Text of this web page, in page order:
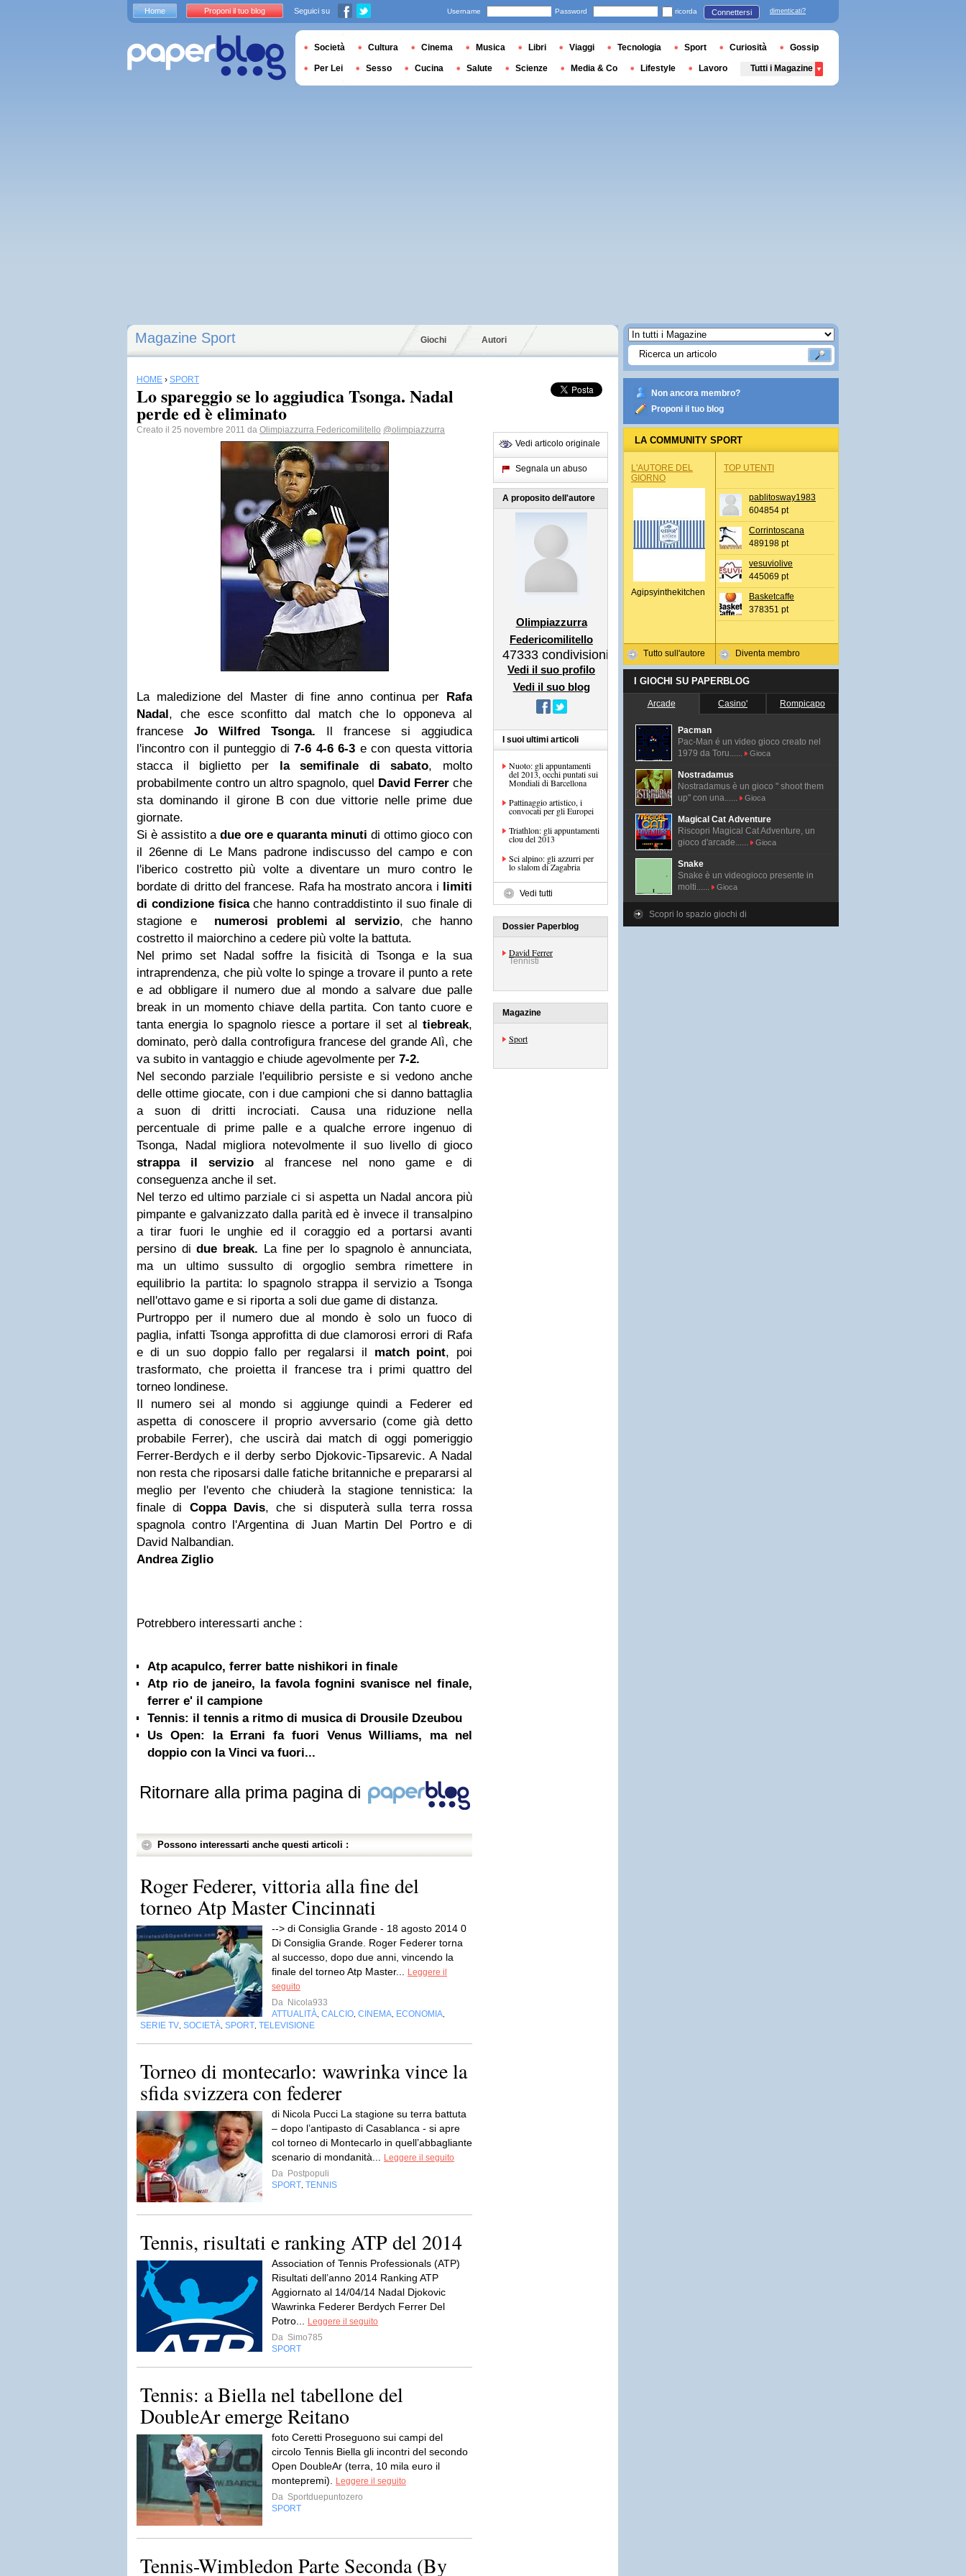
Magazine Sport Giochi Autori
HOME › SPORT
Lo spareggio se lo aggiudica Tsonga. Nadal
perde ed è eliminato
Creato il 25 novembre 2011 da Olimpiazzurra Federicomilitello @olimpiazzurra
La maledizione del Master di fine anno continua per Rafa
Nadal, che esce sconfitto dal match che lo opponeva al
francese Jo Wilfred Tsonga. Il francese si aggiudica
l'incontro con il punteggio di7-6 4-6 6-3 e con questa vittoria
stacca il biglietto per la semifinale di sabato, molto
probabilmente contro un altro spagnolo, quel David Ferrer che
sta dominando il girone B con due vittorie nelle prime due
giornate.
Si è assistito a due ore e quaranta minuti di ottimo gioco con
il 26enne di Le Mans padrone indiscusso del campo e con
l'iberico costretto più volte a diventare un muro contro le
bordate di dritto del francese. Rafa ha mostrato ancora i limiti
di condizione fisicache hanno contraddistinto il suo finale di
stagione e numerosi problemi al servizio, che hanno
costretto il maiorchino a cedere più volte la battuta.
Nel primo set Nadal soffre la fisicità di Tsonga e la sua
intraprendenza, che più volte lo spinge a trovare il punto a rete
e ad obbligare il numero due al mondo a salvare due palle
break in un momento chiave della partita. Con tanto cuore e
tanta energia lo spagnolo riesce a portare il set al tiebreak,
dominato, però dalla controfigura francese del grande Alì, che
va subito in vantaggio e chiude agevolmente per 7-2.
Nel secondo parziale l'equilibrio persiste e si vedono anche
delle ottime giocate, con i due campioni che si danno battaglia
a suon di dritti incrociati. Causa una riduzione nella
percentuale di prime palle e a qualche errore ingenuo di
Tsonga, Nadal migliora notevolmente il suo livello di gioco
strappa il servizio al francese nel nono game e di
conseguenza anche il set.
Nel terzo ed ultimo parziale ci si aspetta un Nadal ancora più
pimpante e galvanizzato dalla parità ed è invece il transalpino
a tirar fuori le unghie ed il coraggio ed a portarsi avanti
persino didue break. La fine per lo spagnolo è annunciata,
ma un ultimo sussulto di orgoglio sembra rimettere in
equilibrio la partita: lo spagnolo strappa il servizio a Tsonga
nell'ottavo game e si riporta a soli due game di distanza.
Purtroppo per il numero due al mondo è solo un fuoco di
paglia, infatti Tsonga approfitta di due clamorosi errori di Rafa
e di un suo doppio fallo per regalarsi il match point, poi
trasformato, che proietta il francese tra i primi quattro del
torneo londinese.
Il numero sei al mondo si aggiunge quindi a Federer ed
aspetta di conoscere il proprio avversario (come già detto
probabile Ferrer), che uscirà dai match di oggi pomeriggio
Ferrer-Berdych e il derby serbo Djokovic-Tipsarevic. A Nadal
non resta che riposarsi dalle fatiche britanniche e prepararsi al
meglio per l'evento che chiuderà la stagione tennistica: la
finale di Coppa Davis, che si disputerà sulla terra rossa
spagnola contro l'Argentina di Juan Martin Del Portro e di
David Nalbandian.
Andrea Ziglio
Potrebbero interessarti anche :
Atp acapulco, ferrer batte nishikori in finale
Atp rio de janeiro, la favola fognini svanisce nel finale,
ferrer e' il campione
Tennis: il tennis a ritmo di musica di Drousile Dzeubou
Us Open: la Errani fa fuori Venus Williams, ma nel
doppio con la Vinci va fuori...
Ritornare alla prima pagina di
Possono interessarti anche questi articoli :
Roger Federer, vittoria alla fine del
torneo Atp Master Cincinnati
--> di Consiglia Grande - 18 agosto 2014 0
Di Consiglia Grande. Roger Federer torna
al successo, dopo due anni, vincendo la
finale del torneo Atp Master...
Leggere il
seguito
Da Nicola933
ATTUALITÀ CALCIO CINEMA ECONOMIA
SERIE TV SOCIETÀ SPORT TELEVISIONE
Torneo di montecarlo: wawrinka vince la
sfida svizzera con federer
di Nicola Pucci La stagione su terra battuta
– dopo l’antipasto di Casablanca - si apre
col torneo di Montecarlo in quell’abbagliante
scenario di mondanità...
Leggere il seguito
Da Postpopuli
SPORT TENNIS
Tennis, risultati e ranking ATP del 2014
Association of Tennis Professionals (ATP)
Risultati dell’anno 2014 Ranking ATP
Aggiornato al 14/04/14 Nadal Djokovic
Wawrinka Federer Berdych Ferrer Del
Potro...
Leggere il seguito
Da Simo785
SPORT
Tennis: a Biella nel tabellone del
DoubleAr emerge Reitano
foto Ceretti Proseguono sui campi del
circolo Tennis Biella gli incontri del secondo
Open DoubleAr (terra, 10 mila euro il
montepremi).
Leggere il seguito
Da Sportduepuntozero
SPORT
Tennis-Wimbledon Parte Seconda (By
Vedi articolo originale
Segnala un abuso
A proposito dell'autore
Olimpiazzurra
Federicomilitello
47333 condivisioni
Vedi il suo profilo
Vedi il suo blog
I suoi ultimi articoli
Nuoto: gli appuntamenti
del 2013, occhi puntati sui
Mondiali di Barcellona
Pattinaggio artistico, i
convocati per gli Europei
Triathlon: gli appuntamenti
clou del 2013
Sci alpino: gli azzurri per
lo slalom di Zagabria
Vedi tutti
Dossier Paperblog
David Ferrer
Tennisti
Magazine
Sport
Non ancora membro?
Proponi il tuo blog
LA COMMUNITY SPORT
L'AUTORE DEL
GIORNO
Agipsyinthekitchen
Tutto sull'autore
TOP UTENTI
pablitosway1983
604854 pt
Corrintoscana
489198 pt
vesuviolive
445069 pt
Basketcaffe
378351 pt
Diventa membro
I GIOCHI SU PAPERBLOG
Arcade Casino' Rompicapo
Pacman
Pac-Man é un video gioco creato nel
1979 da Toru......
Gioca
Nostradamus
Nostradamus è un gioco " shoot them
up" con una......
Gioca
Magical Cat Adventure
Riscopri Magical Cat Adventure, un
gioco d'arcade......
Gioca
Snake
Snake è un videogioco presente in
molti......
Gioca
Scopri lo spazio giochi di
Home Proponi il tuo blog Seguici su Username Password ricorda Connettersi dimenticati?
Società Cultura Cinema Musica Libri Viaggi Tecnologia Sport Curiosità Gossip
Per Lei Sesso Cucina Salute Scienze Media & Co Lifestyle Lavoro Tutti i Magazine